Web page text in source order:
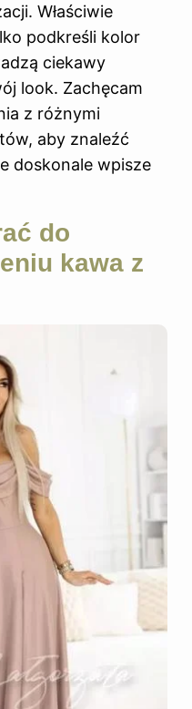
Właściwie
podkreśli kolor
ciekawy
look. Zachęcam
z różnymi
aby znaleźć
doskonale wpisze
do
kawa z